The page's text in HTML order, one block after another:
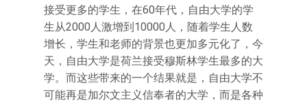
接受更多的学生，在60年代，自由大学的学
生从2000人激增到10000人，随着学生人数
增长，学生和老师的背景也更加多元化了，今
天，自由大学是荷兰接受穆斯林学生最多的大
学。而这些带来的一个结果就是，自由大学不
可能再是加尔文主义信奉者的大学，而是各种